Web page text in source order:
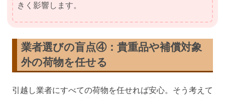
きく影響します。
業者選びの盲点④：貴重品や補償対象
外の荷物を任せる
引越し業者にすべての荷物を任せれば安心。そう考えて